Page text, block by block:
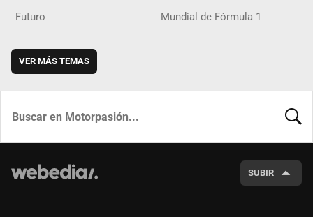
Futuro Mundial de Fórmula 1
VER MÁS TEMAS
SUBIR